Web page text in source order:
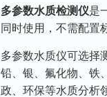
多参数水质检测仪是
同时使用，不需配置
多参数水质仪可选择
铅、银、氟化物、铁
政、环保等水质分析